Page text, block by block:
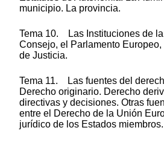
municipio. La provincia.
Tema 10. Las Instituciones de la
Consejo, el Parlamento Europeo,
de Justicia.
Tema 11. Las fuentes del
Derecho originario. Derecho
directivas y decisiones. Otras
entre el Derecho de la Unión
jurídico de los Estados miembros.